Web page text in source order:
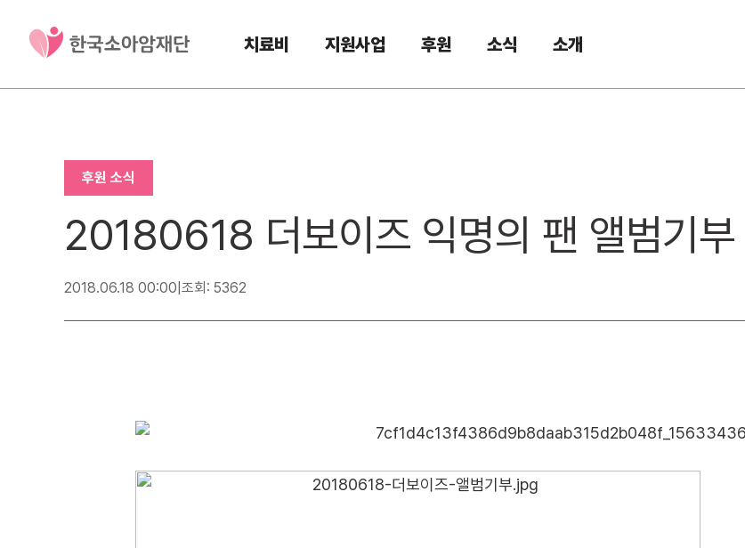
치료비 지원사업 후원 소식 소개
후원 소식
20180618 더보이즈 익명의 팬 앨범기부
2018.06.18 00:00 조회: 5362